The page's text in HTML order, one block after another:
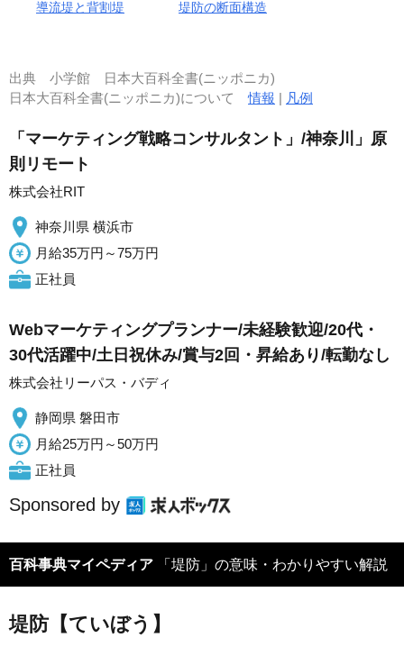
導流堤と背割堤 堤防の断面構造
出典 小学館 日本大百科全書(ニッポニカ)
日本大百科全書(ニッポニカ)について情報 | 凡例
「マーケティング戦略コンサルタント」/神奈川」原
則リモート
株式会社RIT
神奈川県 横浜市
月給35万円～75万円
正社員
Webマーケティングプランナー/未経験歓迎/20代・
30代活躍中/土日祝休み/賞与2回・昇給あり/転勤なし
株式会社リーパス・バディ
静岡県 磐田市
月給25万円～50万円
正社員
Sponsored by
百科事典マイペディア 「堤防」の意味・わかりやすい解説
堤防【ていぼう】